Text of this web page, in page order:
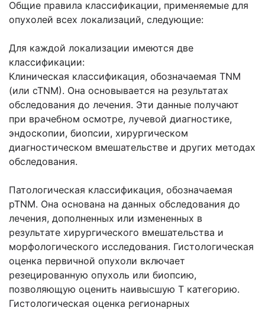
Общие правила классификации, применяемые для
опухолей всех локализаций, следующие:
Для каждой локализации имеются две
классификации:
Клиническая классификация, обозначаемая TNM
(или cTNM). Она основывается на результатах
обследования до лечения. Эти данные получают
при врачебном осмотре, лучевой диагностике,
эндоскопии, биопсии, хирургическом
диагностическом вмешательстве и других методах
обследования.
Патологическая классификация, обозначаемая
pTNM. Она основана на данных обследования до
лечения, дополненных или измененных в
результате хирургического вмешательства и
морфологического исследования. Гистологическая
оценка первичной опухоли включает
резецированную опухоль или биопсию,
позволяющую оценить наивысшую Т категорию.
Гистологическая оценка регионарных